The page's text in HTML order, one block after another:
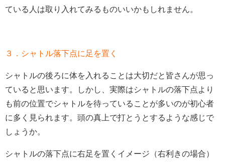
ている人は取り入れてみるものいいかもしれません。
３．シャトル落下点に足を置く
シャトルの後ろに体を入れることは大切だと皆さんが思っ
ていると思います。しかし、実際はシャトルの落下点より
も前の位置でシャトルを待っていることが多いのが初心者
に多く見られます。頭の真上で打とうとするような感じで
しょうか。
シャトルの落下点に右足を置くイメージ（右利きの場合）